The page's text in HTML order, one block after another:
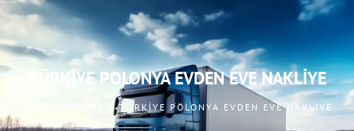
TÜRKIYE POLONYA EVDEN EVE NAKLIYE
SARAL LOJISTIK > TÜRKIYE POLONYA EVDEN EVE NAKLIYE